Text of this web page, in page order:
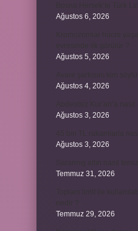
Ağustos 6, 2026
Ağustos 5, 2026
Ağustos 4, 2026
Ağustos 3, 2026
Ağustos 3, 2026
Temmuz 31, 2026
Temmuz 29, 2026